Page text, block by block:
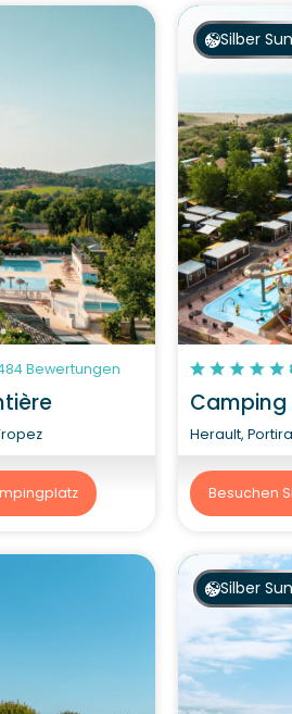
Bewertungen
Silber
Camping
Herault,
Besuchen
Silber